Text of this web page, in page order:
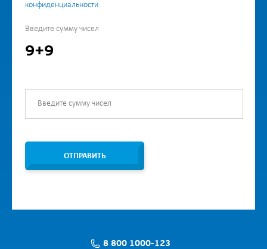
конфиденциальности.
Введите сумму чисел
9+9
ОТПРАВИТЬ
8 800 1000-123